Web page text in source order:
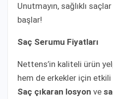
Unutmayın, sağlıklı
başlar!
Saç Serumu Fiyatları
Nettens’in kaliteli ürün
hem de erkekler için
Saç çıkaran losyon ve